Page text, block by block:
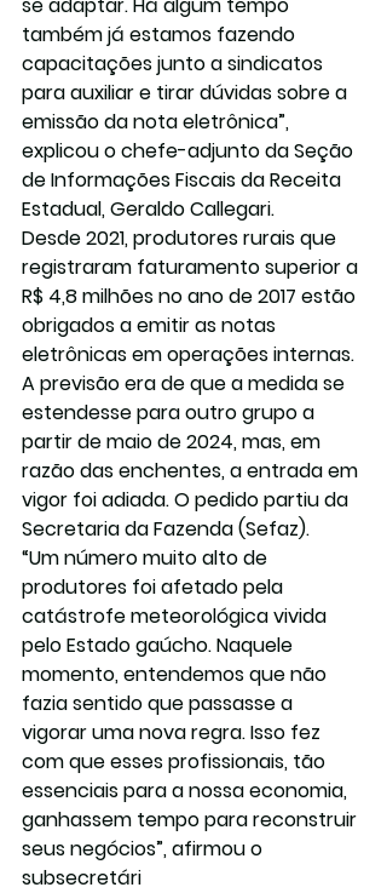
também já estamos fazendo
capacitações junto a sindicatos
para auxiliar e tirar dúvidas sobre a
emissão da nota eletrônica”,
explicou o chefe-adjunto da Seção
de Informações Fiscais da Receita
Estadual, Geraldo Callegari.
Desde 2021, produtores rurais que
registraram faturamento superior a
R$ 4,8 milhões no ano de 2017 estão
obrigados a emitir as notas
eletrônicas em operações internas.
A previsão era de que a medida se
estendesse para outro grupo a
partir de maio de 2024, mas, em
razão das enchentes, a entrada em
vigor foi adiada. O pedido partiu da
Secretaria da Fazenda (Sefaz).
“Um número muito alto de
produtores foi afetado pela
catástrofe meteorológica vivida
pelo Estado gaúcho. Naquele
momento, entendemos que não
fazia sentido que passasse a
vigorar uma nova regra. Isso fez
com que esses profissionais, tão
essenciais para a nossa economia,
ganhassem tempo para reconstruir
seus negócios”, afirmou o
subsecretári